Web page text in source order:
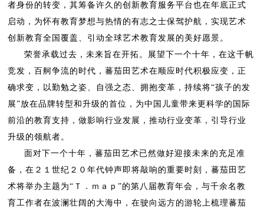
者身份的转变，其筹备许久的创新教育服务平台也在年底正式
启动，为怀有教育梦想与热情的有志之士保驾护航，实现艺术
创新教育全国覆盖、引动全球艺术教育发展的美好愿景。
荣誉承载过去，未来旨在开拓。展望下一个十年，在这千帆
竞发，百舸争流的时代，蕃茄田艺术在顺应时代积极应变，正
确求变，以勤勉之姿、自强之态、拥抱变革，持续将“孩子的发
展”放在品牌转型和升级的首位，为中国儿童带来更科学的国际
前沿的教育支持，做影响行业发展，推动行业变革，引导行业
升级的领航者。
面对下一个十年，蕃茄田艺术已然做好迎接未来的充足准
备，在２１世纪２０年代钟声即将敲响的重要时刻，蕃茄田艺
术将举办主题为“Ｔ．ｍａｐ”的第八届教育年会，与千余名教
育工作者在波澜壮阔的大海中，在驶向远方的游轮上梳理蕃茄